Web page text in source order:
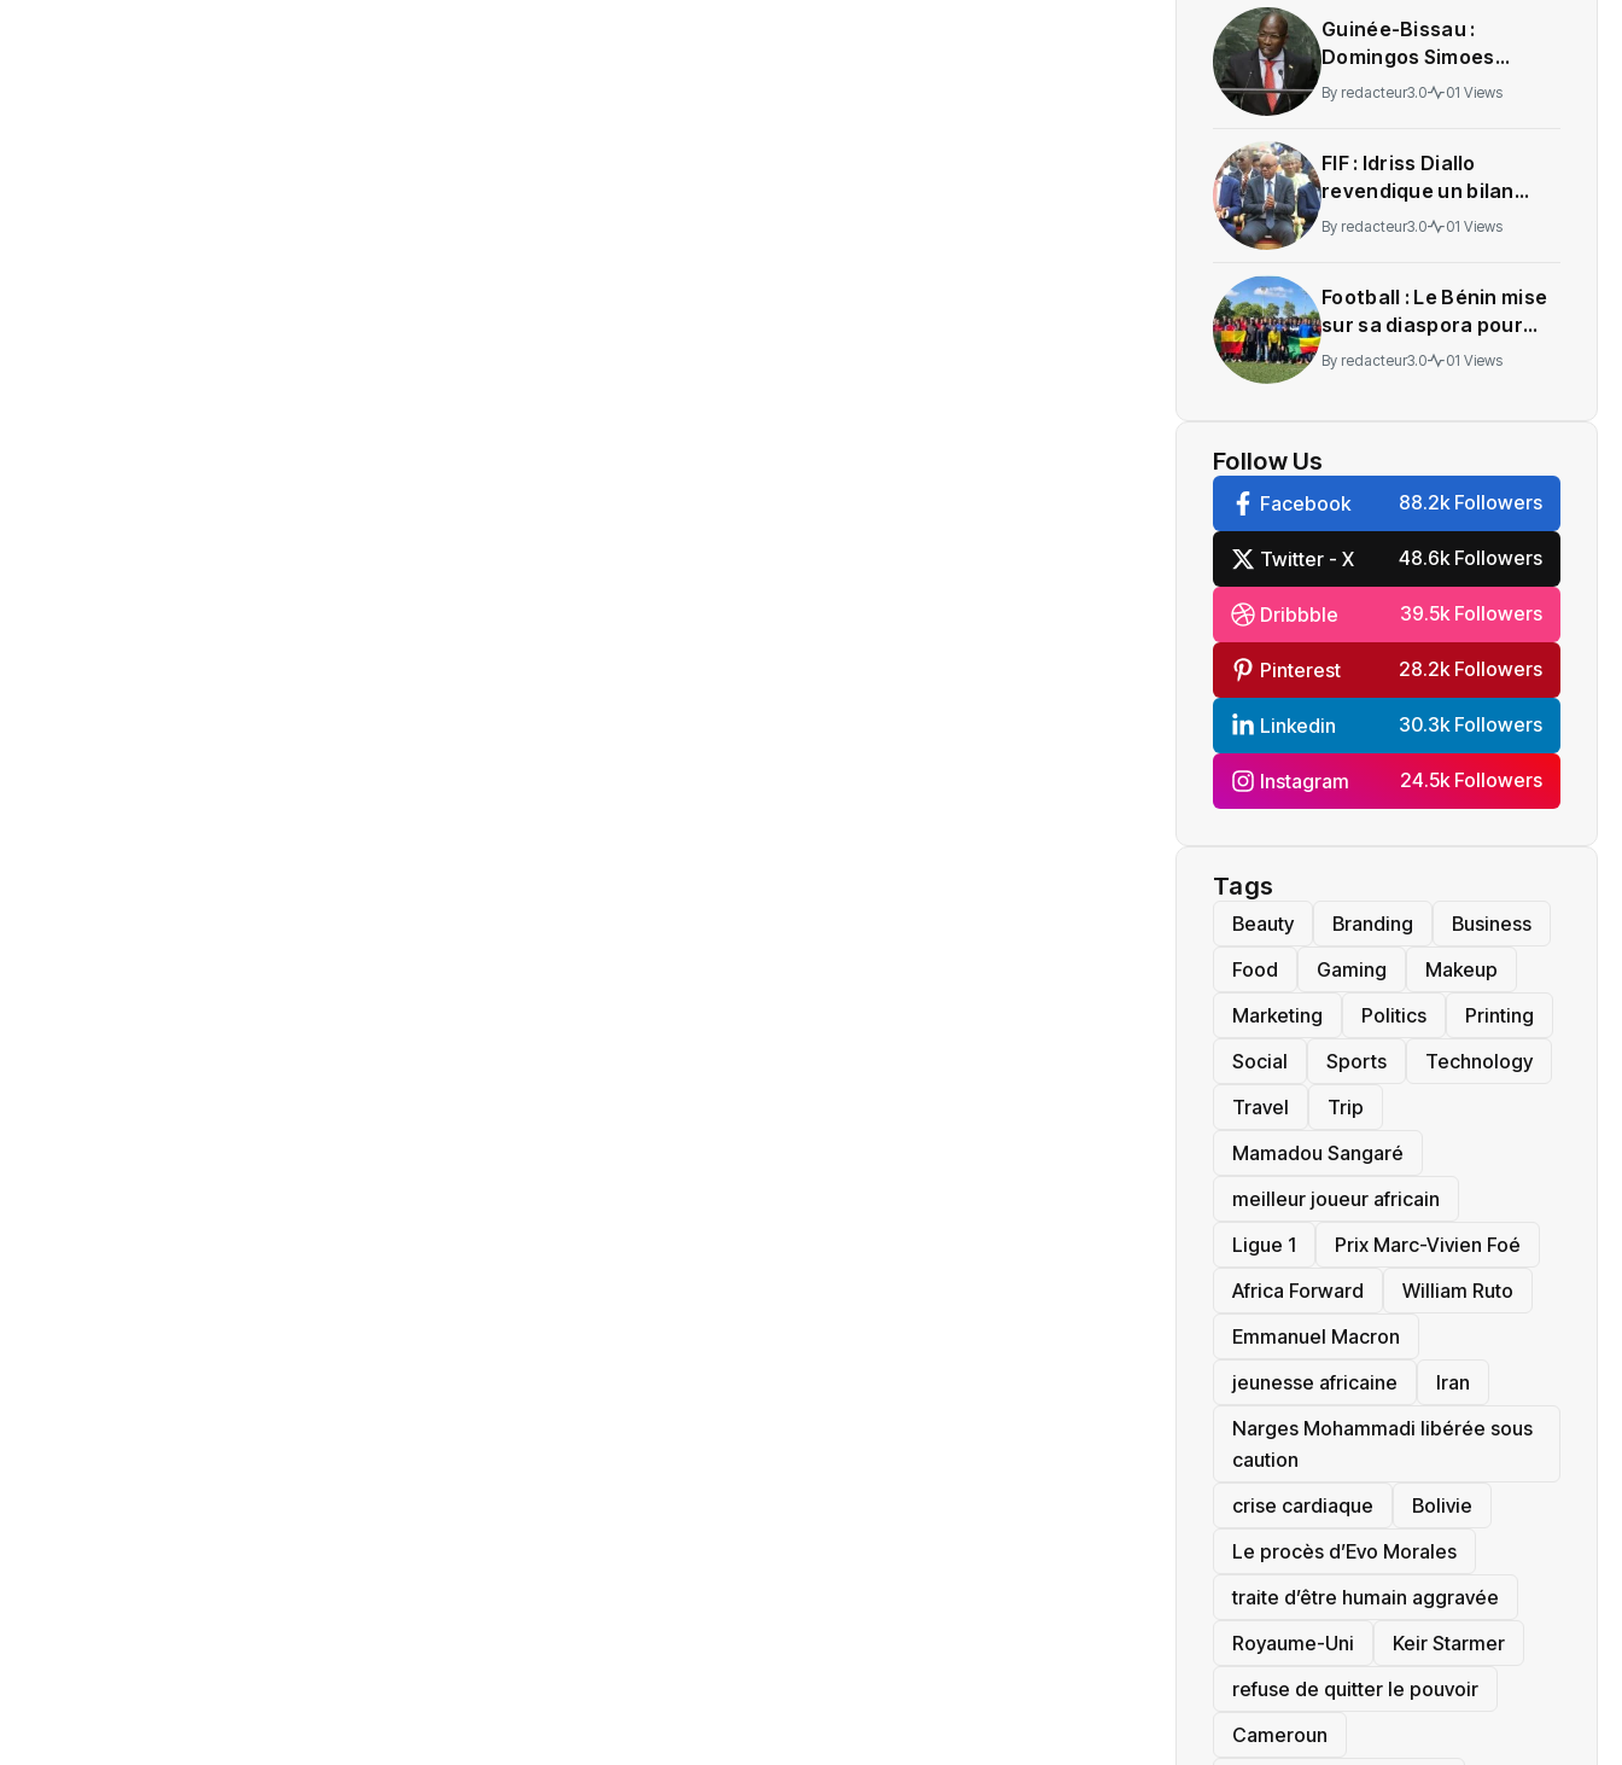
Guinée-Bissau :
Domingos Simoes
Pereira transféré au
By redacteur3.0 01 Views
‎FIF : Idriss Diallo
revendique un bilan
avant les élections
By redacteur3.0 01 Views
Football : Le Bénin mise
sur sa diaspora pour
bâtir les futurs
By redacteur3.0 01 Views
Follow Us
Facebook 88.2k Followers
Twitter - X 48.6k Followers
Dribbble 39.5k Followers
Pinterest 28.2k Followers
Linkedin 30.3k Followers
Instagram 24.5k Followers
Tags
Beauty Branding
Business
Food
Gaming
Makeup
Marketing
Politics
Printing
Social
Sports
Technology
Travel
Trip
Mamadou Sangaré
meilleur joueur africain
Ligue 1
Prix Marc-Vivien Foé
‎Africa Forward
William Ruto
Emmanuel Macron
jeunesse africaine
‎Iran
Narges Mohammadi libérée sous
caution
crise cardiaque
‎Bolivie
Le procès d’Evo Morales
traite d’être humain aggravée
‎Royaume-Uni
Keir Starmer
refuse de quitter le pouvoir
‎Cameroun